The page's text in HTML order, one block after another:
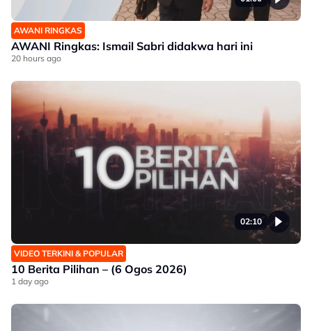
AWANI RINGKAS
AWANI Ringkas: Ismail Sabri didakwa hari ini
20 hours ago
02:10
VIDEO TERKINI & POPULAR
10 Berita Pilihan – (6 Ogos 2026)
1 day ago